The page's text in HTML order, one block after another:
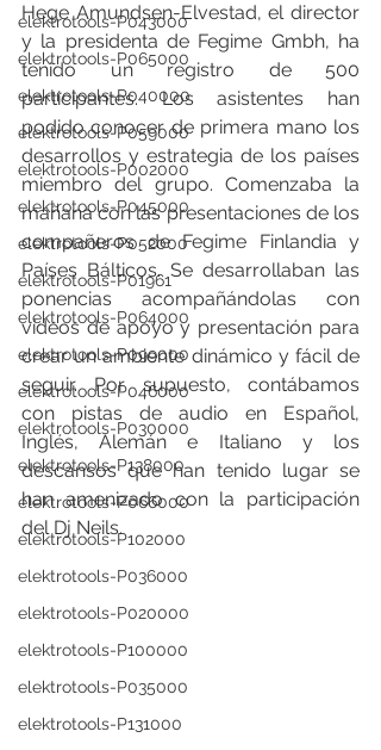
elektrotools-P043000
elektrotools-P065000
elektrotools-P040000
elektrotools-P059000
elektrotools-P002000
elektrotools-P045000
elektrotools-P052000
elektrotools-P01961
elektrotools-P064000
elektrotools-P099000
elektrotools-P046000
elektrotools-P030000
elektrotools-P138000
elektrotools-P066000
elektrotools-P102000
elektrotools-P036000
elektrotools-P020000
elektrotools-P100000
elektrotools-P035000
elektrotools-P131000
Hege Amundsen-Elvestad, el director
y la presidenta de Fegime Gmbh, ha
tenido un registro de 500
participantes. Los asistentes han
podido conocer de primera mano los
desarrollos y estrategia de los países
miembro del grupo. Comenzaba la
mañana con las presentaciones de los
compañeros de Fegime Finlandia y
Países Bálticos. Se desarrollaban las
ponencias acompañándolas con
vídeos de apoyo y presentación para
crear un ambiente dinámico y fácil de
seguir. Por supuesto, contábamos
con pistas de audio en Español,
Inglés, Alemán e Italiano y los
descansos que han tenido lugar se
han amenizado con la participación
del Dj Neils.